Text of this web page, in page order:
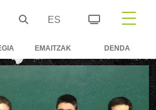
ES
EMAITZAK DENDA